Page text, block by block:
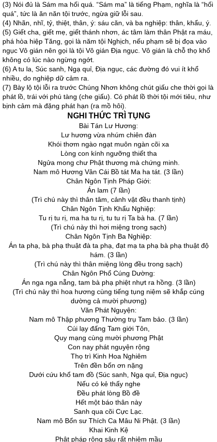
(3) Nói đủ là Sám ma hối quá. “Sám ma” là tiếng Phạm, nghĩa là “hối
quá”, tức là ăn năn tội trước, ngừa giữ lỗi sau.
(4) Nhãn, nhĩ, tỷ, thiệt, thân, ý: sáu căn, và ba nghiệp: thân, khẩu, ý.
(5) Giết cha, giết mẹ, giết thánh nhơn, ác tâm làm thân Phật ra máu,
phá hòa hiệp Tăng, gọi là năm tội Nghịch, nếu phạm sẽ bị đọa vào
ngục Vô gián nên gọi là tội Vô gián Địa ngục. Vô gián là chỗ thọ khổ
không có lúc nào ngừng ngớt.
(6) A tu la, Súc sanh, Ngạ quỉ, Ðịa ngục, các đường đó vui ít khổ
nhiều, do nghiệp dữ cảm ra.
(7) Bày lộ tội lỗi ra trước Chúng Nhơn không chút giấu che thời gọi là
phát lồ, trái với phú tàng (che giấu). Có phát lồ thời tội mới tiêu, như
bịnh cảm mà đặng phát hạn (ra mồ hôi).
NGHI THỨC TRÌ TỤNG
Bài Tán Lư Hương:
Lư hương vừa nhúm chiên đàn
Khói thơm ngào ngạt muôn ngàn cõi xa
Lòng con kính ngưỡng thiết tha
Ngửa mong chư Phật thương mà chứng minh.
Nam mô Hương Vân Cái Bồ tát Ma ha tát. (3 lần)
Chân Ngôn Tịnh Pháp Giới:
Án lam (7 lần)
(Trì chú này thì thân tâm, cảnh vật đều thanh tịnh)
Chân Ngôn Tịnh Khẩu Nghiệp:
Tu rị tu rị, ma ha tu rị, tu tu rị Ta bà ha. (7 lần)
(Trì chú này thì hơi miệng trong sạch)
Chân Ngôn Tịnh Ba Nghiệp:
Án ta phạ, bà phạ thuật đà ta phạ, đạt mạ ta phạ bà phạ thuật độ
hám. (3 lần)
(Trì chú này thì thân miệng lòng đều trong sạch)
Chân Ngôn Phổ Cúng Dường:
Án nga nga nẵng, tam bà phạ phiệt nhựt ra hồng. (3 lần)
(Trì chú này thì hoa hương cùng tiếng tụng niệm sẽ khắp cúng
dường cả mười phương)
Văn Phát Nguyện:
Nam mô Thập phương Thường trụ Tam bảo. (3 lần)
Cúi lạy đấng Tam giới Tôn,
Quy mạng cùng mười phương Phật
Con nay phát nguyện rộng
Thọ trì Kinh Hoa Nghiêm
Trên đền bốn ơn nặng
Dưới cứu khổ tam đồ (Súc sanh, Ngạ quỉ, Địa ngục)
Nếu có kẻ thấy nghe
Ðều phát lòng Bồ đề
Hết một báo thân này
Sanh qua cõi Cực Lạc.
Nam mô Bổn sư Thích Ca Mâu Ni Phật. (3 lần)
Khai Kinh Kệ
Phật pháp rộng sâu rất nhiệm mầu